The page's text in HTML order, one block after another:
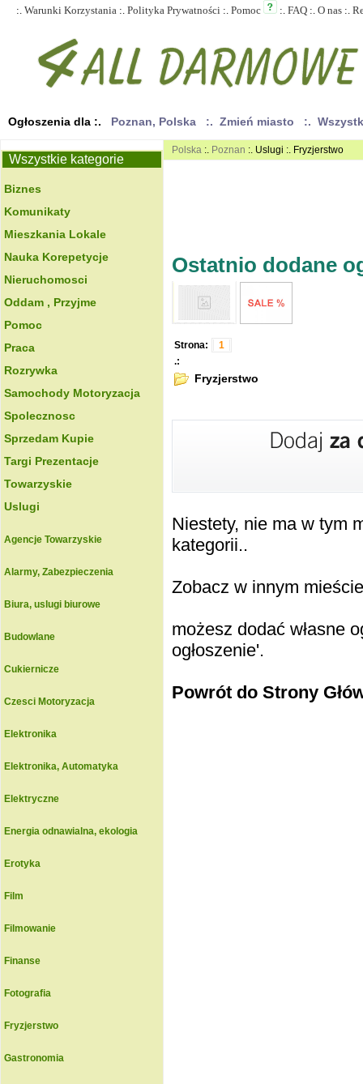
:. Warunki Korzystania :. Polityka Prywatności :. Pomoc :. FAQ :. O nas :.
Ogłoszenia dla :. Poznan, Polska :. Zmień miasto :.
Wszystkie kategorie
Biznes
Komunikaty
Mieszkania Lokale
Nauka Korepetycje
Nieruchomosci
Oddam , Przyjme
Pomoc
Praca
Rozrywka
Samochody Motoryzacja
Spolecznosc
Sprzedam Kupie
Targi Prezentacje
Towarzyskie
Uslugi
Agencje Towarzyskie
Alarmy, Zabezpieczenia
Biura, uslugi biurowe
Budowlane
Cukiernicze
Czesci Motoryzacja
Elektronika
Elektronika, Automatyka
Elektryczne
Energia odnawialna, ekologia
Erotyka
Film
Filmowanie
Finanse
Fotografia
Fryzjerstwo
Gastronomia
Polska :. Poznan :. Uslugi :. Fryzjerstwo
Ostatnio dodane
Strona:
1
.:
Fryzjerstwo
Niestety, nie ma w tym
kategorii..
Zobacz w innym
możesz dodać własne
ogłoszenie'.
Powrót do Strony